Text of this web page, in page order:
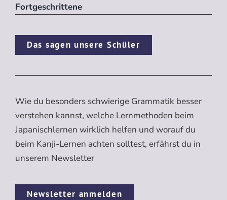
Fortgeschrittene
Das sagen unsere Schüler
Wie du besonders schwierige Grammatik besser
verstehen kannst, welche Lernmethoden beim
Japanischlernen wirklich helfen und worauf du
beim Kanji-Lernen achten solltest, erfährst du in
unserem Newsletter
Newsletter anmelden